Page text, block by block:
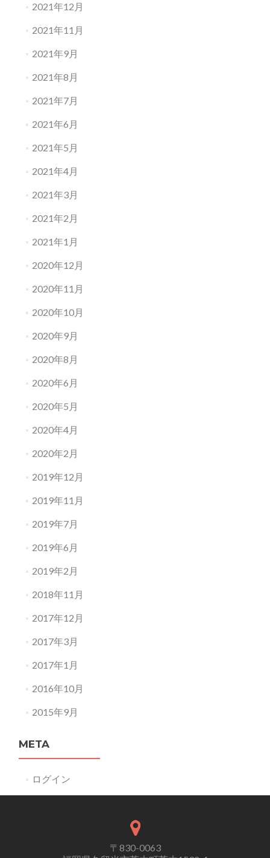
2021年12月
2021年11月
2021年9月
2021年8月
2021年7月
2021年6月
2021年5月
2021年4月
2021年3月
2021年2月
2021年1月
2020年12月
2020年11月
2020年10月
2020年9月
2020年8月
2020年6月
2020年5月
2020年4月
2020年2月
2019年12月
2019年11月
2019年7月
2019年6月
2019年2月
2018年11月
2017年12月
2017年3月
2017年1月
2016年10月
2015年9月
META
ログイン
〒830-0063